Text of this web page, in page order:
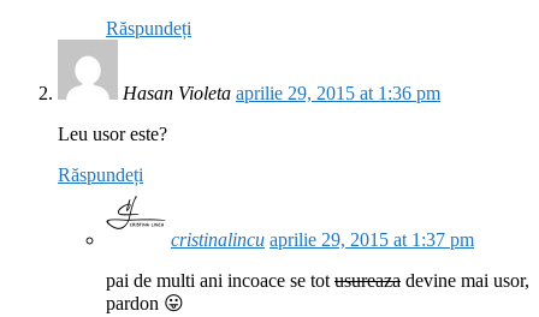
Răspundeți
Hasan Violeta aprilie 29, 2015 at 1:36 pm
Leu usor este?
Răspundeți
cristinalincu aprilie 29, 2015 at 1:37 pm
pai de multi ani incoace se tot usureaza devine mai usor,
pardon 😛